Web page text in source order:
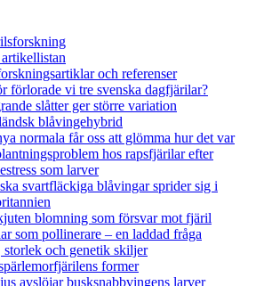
och referenser
förlorade vi tre svenska dagfjärilar?
slåtter ger större variation
blåvingehybrid
normala får oss att glömma hur det var
hos rapsfjärilar efter
som larver
svartfläckiga blåvingar sprider sig i
blomning som försvar mot fjäril
som pollinerare – en laddad fråga
storlek och genetik skiljer
former
avslöjar busksnabbvingens larver